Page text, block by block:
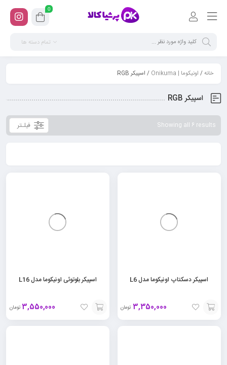
0
تمام دسته ها
خانه/ اونیکوما | Onikuma / اسپیکر RGB
اسپیکر RGB
فیلـتر Showing all 6 results
اسپیکر دسکتاپ اونیکوما مدل L6
3,350,000 تومان
افزودن
اسپیکر بلوتوثی اونیکوما مدل L16
3,550,000 تومان
افزودن